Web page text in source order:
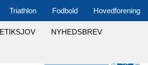
Hovedforening
Fodbold
Triathlon
NYHEDSBREV